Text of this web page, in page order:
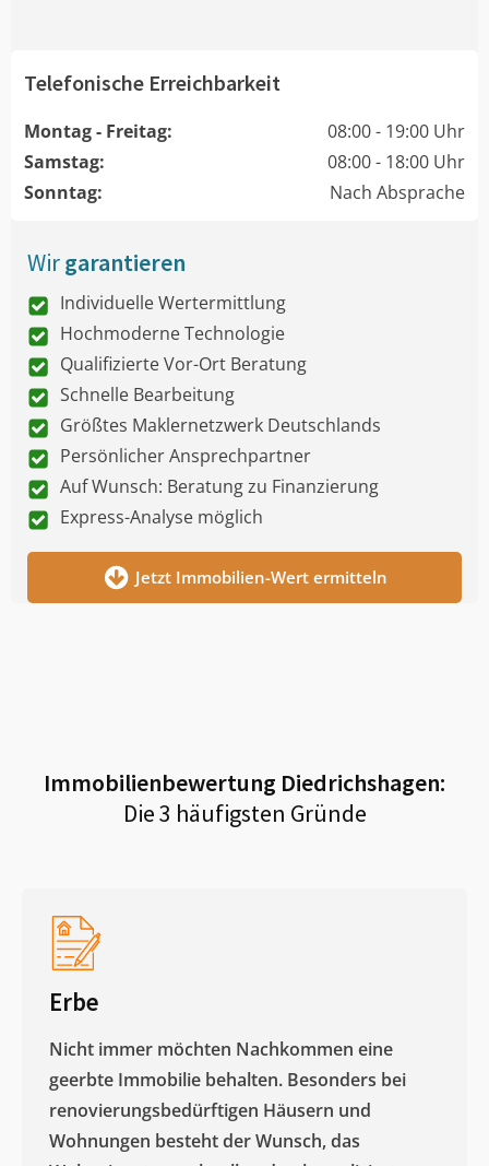
Telefonische Erreichbarkeit
Montag - Freitag:
08:00 - 19:00 Uhr
Samstag:
08:00 - 18:00 Uhr
Sonntag:
Nach Absprache
Wirgarantieren
Individuelle Wertermittlung
Hochmoderne Technologie
Qualifizierte Vor-Ort Beratung
Schnelle Bearbeitung
Größtes Maklernetzwerk Deutschlands
Persönlicher Ansprechpartner
Auf Wunsch: Beratung zu Finanzierung
Express-Analyse möglich
Jetzt Immobilien-Wert ermitteln
Immobilienbewertung Diedrichshagen:
Die 3 häufigsten Gründe
Erbe
Nicht immer möchten Nachkommen eine
geerbte Immobilie behalten. Besonders bei
renovierungsbedürftigen Häusern und
Wohnungen besteht der Wunsch, das